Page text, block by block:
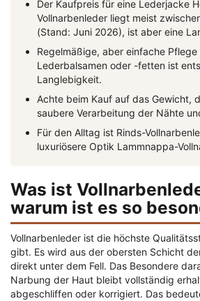
Der Kaufpreis für eine Lederjacke
Vollnarbenleder liegt meist
(Stand: Juni 2026), ist aber eine
Regelmäßige, aber einfache
Lederbalsamen oder -fetten ist
Langlebigkeit.
Achte beim Kauf auf das Gewicht,
saubere Verarbeitung der Nähte
Für den Alltag ist Rinds-
luxuriösere Optik Lammnappa-
Was ist
warum ist es so
Vollnarbenleder ist die höchste
gibt. Es wird aus der obersten Schicht
direkt unter dem Fell. Das Besondere
Narbung der Haut bleibt vollständig
abgeschliffen oder korrigiert. Das